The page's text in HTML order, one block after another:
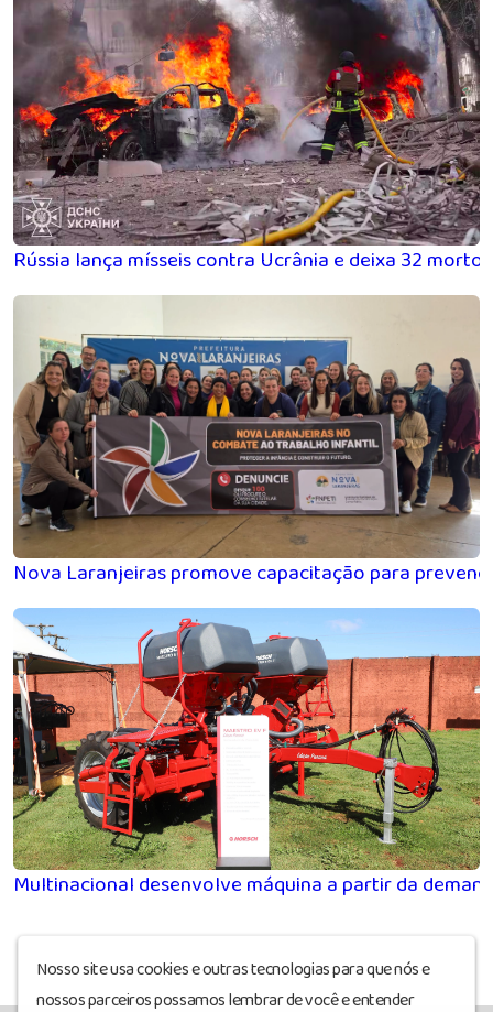
Rússia lança mísseis contra Ucrânia e deixa 32
Nova Laranjeiras promove capacitação para
Multinacional desenvolve máquina a partir da
Nosso site usa cookies e outras tecnologias para que nós e
nossos parceiros possamos lembrar de você e entender